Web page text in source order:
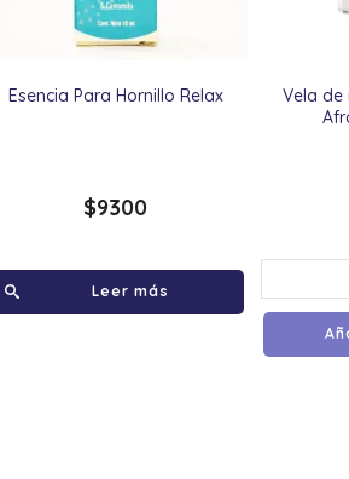
Esencia Para Hornillo Relax
$9300
Leer más
Vela de